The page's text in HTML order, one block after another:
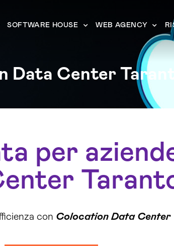
SOFTWARE HOUSE WEB AGENCY
Data Center
per
con Colocation Data Center